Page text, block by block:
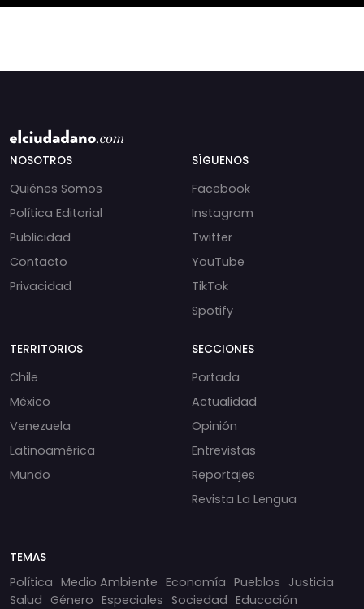
NOSOTROS
Quiénes Somos
Política Editorial
Publicidad
Contacto
Privacidad
SÍGUENOS
Facebook
Instagram
Twitter
YouTube
TikTok
Spotify
TERRITORIOS
Chile
México
Venezuela
Latinoamérica
Mundo
SECCIONES
Portada
Actualidad
Opinión
Entrevistas
Reportajes
Revista La Lengua
TEMAS
Política Medio Ambiente Economía Pueblos Justicia
Salud Género Especiales Sociedad Educación